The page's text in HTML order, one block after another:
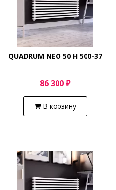
QUADRUM NEO 50 H 500-37
86 300 ₽
В корзину